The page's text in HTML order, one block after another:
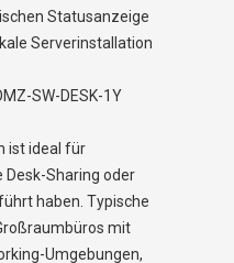
Statusanzeige
Serverinstallation
SW-DESK-1Y
ist ideal für
Desk-Sharing oder
haben. Typische
mit
Umgebungen,